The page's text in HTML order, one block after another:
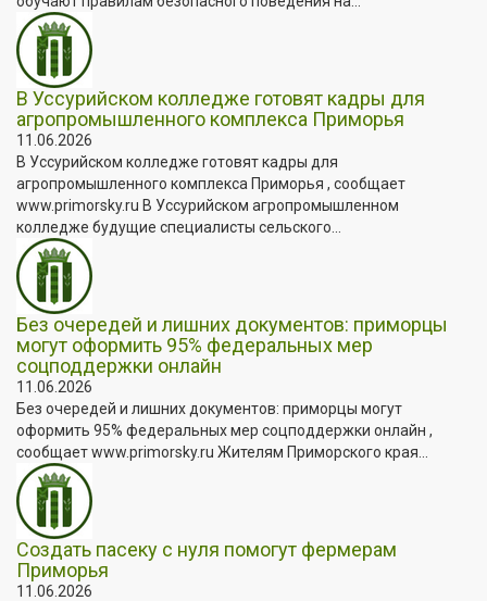
В Уссурийском колледже готовят кадры для
агропромышленного комплекса Приморья
11.06.2026
В Уссурийском колледже готовят кадры для
агропромышленного комплекса Приморья , сообщает
www.primorsky.ru В Уссурийском агропромышленном
колледже будущие специалисты сельского...
Без очередей и лишних документов: приморцы
могут оформить 95% федеральных мер
соцподдержки онлайн
11.06.2026
Без очередей и лишних документов: приморцы могут
оформить 95% федеральных мер соцподдержки онлайн ,
сообщает www.primorsky.ru Жителям Приморского края...
Создать пасеку с нуля помогут фермерам
Приморья
11.06.2026